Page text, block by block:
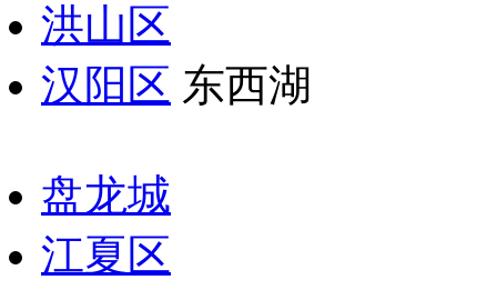
洪山区
汉阳区 东西湖
盘龙城
江夏区